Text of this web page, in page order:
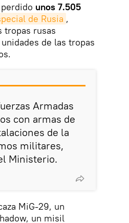
unos 7.505
de Rusia ,
tropas rusas
de las tropas
Armadas
con armas de
de la
militares,
Ministerio.
MiG-29, un
un misil